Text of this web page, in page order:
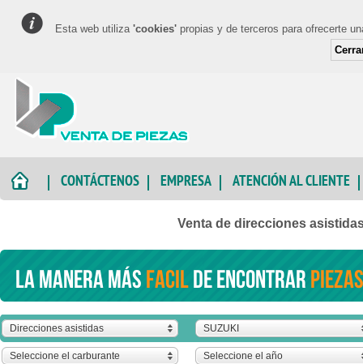
Esta web utiliza 'cookies' propias y de terceros para ofrecerte
CONTÁCTENOS EMPRESA ATENCIÓN AL CLIENTE
Venta de direcciones
La manera másfacilde encontrar
Direcciones asistidas SUZUKI
Seleccione el carburante Seleccione el año